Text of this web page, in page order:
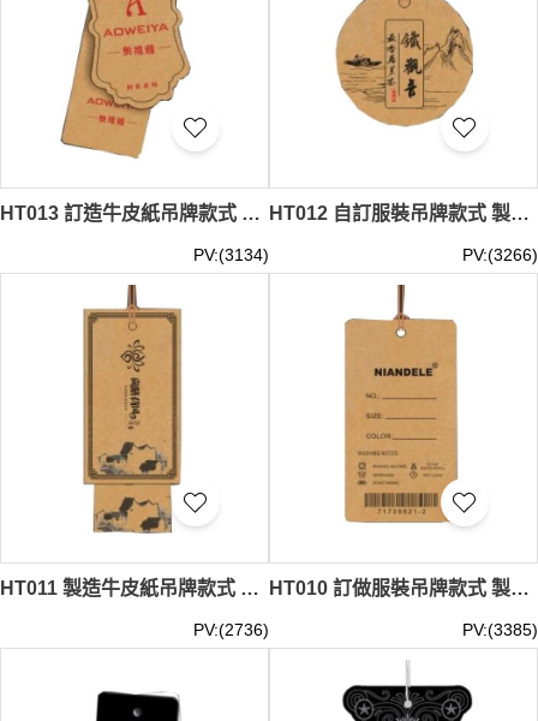
HT013 訂造牛皮紙吊牌款式 設計服裝吊牌款式 牛皮紙 自訂LOGO吊牌款式 吊牌廠房
PV:(3134)
HT012 自訂服裝吊牌款式 製作圓形吊牌款式 圓形吊牌 訂做牛皮紙吊牌款式 吊牌供應商
PV:(3266)
HT011 製造牛皮紙吊牌款式 訂做長款吊牌款式 自製服裝吊牌款式 吊牌生產商
PV:(2736)
HT010 訂做服裝吊牌款式 製作牛皮紙吊牌款式 牛皮紙 成衣吊牌 服裝吊牌 商標吊牌 自訂吊牌款式 吊牌專門店
PV:(3385)